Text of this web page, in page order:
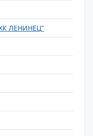
ЛЕНИНЕЦ"